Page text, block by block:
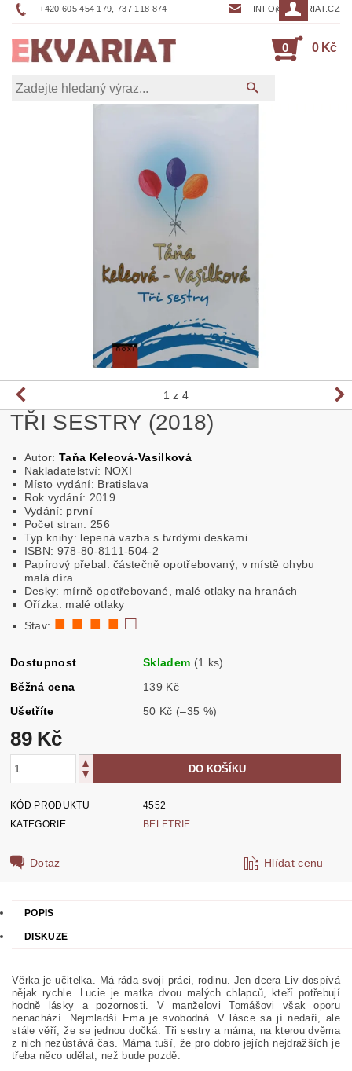
+420 605 454 179, 737 118 874 INFO@EKVARIAT.CZ
0 0 Kč
1 z 4
TŘI SESTRY (2018)
Autor: Taňa Keleová-Vasilková
Nakladatelství: NOXI
Místo vydání: Bratislava
Rok vydání: 2019
Vydání: první
Počet stran: 256
Typ knihy: lepená vazba s tvrdými deskami
ISBN: 978-80-8111-504-2
Papírový přebal: částečně opotřebovaný, v místě ohybu
malá díra
Desky: mírně opotřebované, malé otlaky na hranách
Ořízka: malé otlaky
Stav: ■ ■ ■ ■ □
Dostupnost Skladem (1 ks)
Běžná cena
139 Kč
Ušetříte
50 Kč (–35 %)
89 Kč
KÓD PRODUKTU
4552
KATEGORIE
BELETRIE
Dotaz Hlídat cenu
POPIS
DISKUZE
Věrka je učitelka. Má ráda svoji práci, rodinu. Jen dcera Liv dospívá
nějak rychle. Lucie je matka dvou malých chlapců, kteří potřebují
hodně lásky a pozornosti. V manželovi Tomášovi však oporu
nenachází. Nejmladší Ema je svobodná. V lásce sa jí nedaří, ale
stále věří, že se jednou dočká. Tři sestry a máma, na kterou dvěma
z nich nezůstává čas. Máma tuší, že pro dobro jejích nejdražších je
třeba něco udělat, než bude pozdě.